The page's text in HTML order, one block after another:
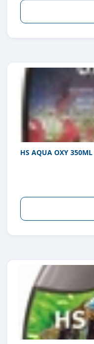
HS AQUA OXY 350ML